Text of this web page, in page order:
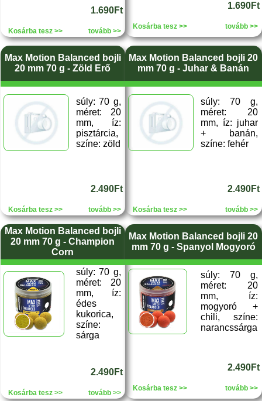
1.690Ft
Kosárba tesz >> tovább >>
1.690Ft
Kosárba tesz >> tovább >>
Max Motion Balanced bojli
20 mm 70 g - Zöld Erő
súly: 70 g,
méret: 20
mm, íz:
pisztárcia,
színe: zöld
2.490Ft
Kosárba tesz >> tovább >>
Max Motion Balanced bojli 20
mm 70 g - Juhar & Banán
súly: 70 g,
méret: 20
mm, íz: juhar
+ banán,
színe: fehér
2.490Ft
Kosárba tesz >> tovább >>
Max Motion Balanced bojli
20 mm 70 g - Champion
Corn
súly: 70 g,
méret: 20
mm, íz:
édes
kukorica,
színe:
sárga
2.490Ft
Kosárba tesz >> tovább >>
Max Motion Balanced bojli 20
mm 70 g - Spanyol Mogyoró
súly: 70 g,
méret: 20
mm, íz:
mogyoró +
chili, színe:
narancssárga
2.490Ft
Kosárba tesz >> tovább >>